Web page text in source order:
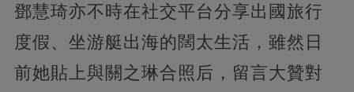
鄧慧琦亦不時在社交平台分享出國旅行
度假、坐游艇出海的闊太生活，雖然日
前她貼上與關之琳合照后，留言大贊對